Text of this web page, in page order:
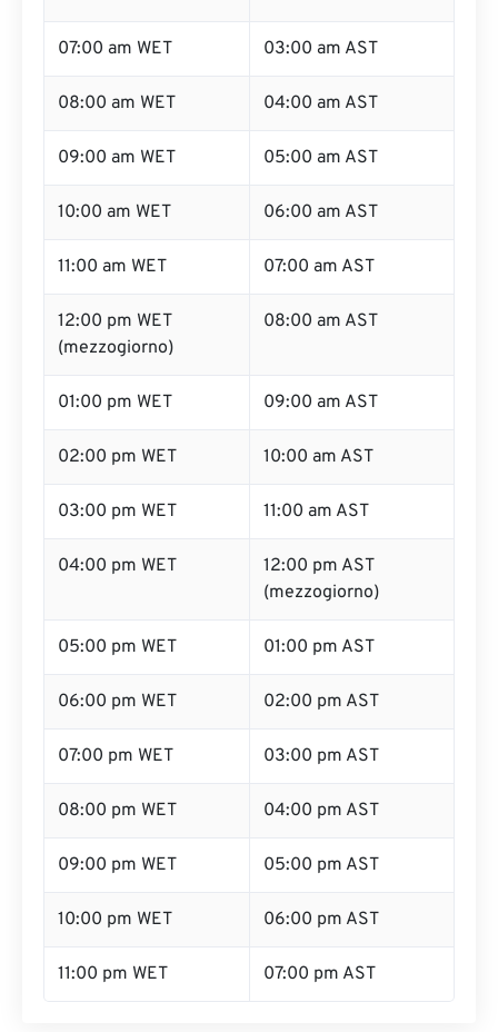
07:00 am WET 03:00 am AST
08:00 am WET 04:00 am AST
09:00 am WET 05:00 am AST
10:00 am WET 06:00 am AST
11:00 am WET 07:00 am AST
12:00 pm WET
(mezzogiorno)
08:00 am AST
01:00 pm WET 09:00 am AST
02:00 pm WET 10:00 am AST
03:00 pm WET 11:00 am AST
04:00 pm WET
12:00 pm AST
(mezzogiorno)
05:00 pm WET 01:00 pm AST
06:00 pm WET 02:00 pm AST
07:00 pm WET 03:00 pm AST
08:00 pm WET 04:00 pm AST
09:00 pm WET 05:00 pm AST
10:00 pm WET 06:00 pm AST
11:00 pm WET 07:00 pm AST